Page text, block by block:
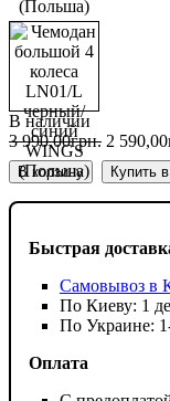
Быстрая
Самовывоз в
По Киеву: 1
По Украине:
Оплата
В наличии
3 990,00грн. 2 590,00
В корзину Купить